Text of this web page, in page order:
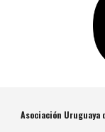
Asociación Uruguaya